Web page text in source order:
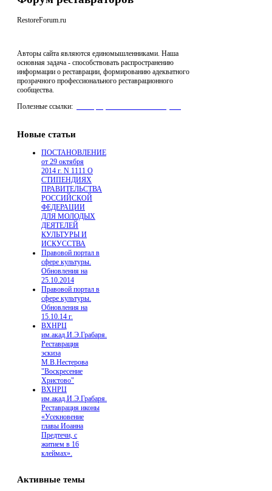
RestoreForum.ru
Авторы сайта являются единомышленниками. Наша
основная задача - способствовать распространению
информации о реставрации, формированию адекватного
прозрачного профессионального реставрационного
сообщества.
Полезные ссылки:
Новые статьи
ПОСТАНОВЛЕНИЕ
от 29 октября
2014 г. N 1111 О
СТИПЕНДИЯХ
ПРАВИТЕЛЬСТВА
РОССИЙСКОЙ
ФЕДЕРАЦИИ
ДЛЯ МОЛОДЫХ
ДЕЯТЕЛЕЙ
КУЛЬТУРЫ И
ИСКУССТВА
Правовой портал в
сфере культуры.
Обновления на
25.10.2014
Правовой портал в
сфере культуры.
Обновления на
15.10.14 г.
ВХНРЦ
им.акад.И.Э.Грабаря.
Реставрация
эскиза
М.В.Нестерова
"Воскресение
Христово"
ВХНРЦ
им.акад.И.Э.Грабаря.
Реставрация иконы
«Усекновение
главы Иоанна
Предтечи, с
житием в 16
клеймах».
Активные темы